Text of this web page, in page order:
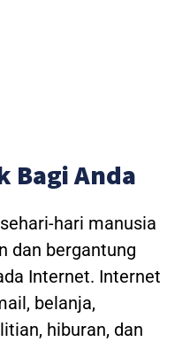
Bagi Anda
hari manusia
dan bergantung
Internet. Internet
belanja,
hiburan, dan